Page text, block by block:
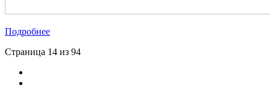
Подробнее
Страница 14 из 94